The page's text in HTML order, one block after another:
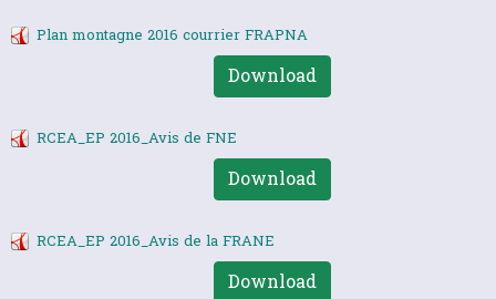
Plan montagne 2016 courrier FRAPNA
Download
RCEA_EP 2016_Avis de FNE
Download
RCEA_EP 2016_Avis de la FRANE
Download